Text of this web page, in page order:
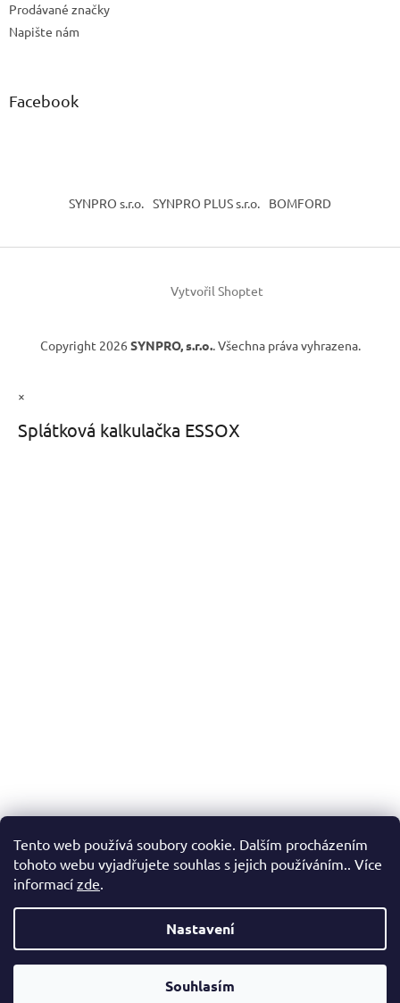
Tento web používá soubory cookie. Dalším procházením
tohoto webu vyjadřujete souhlas s jejich používáním.. Více
informací zde.
Nastavení
Souhlasím
Vážení zákazníci, v případě, že hledáte konkrétní zboží a my jej
nemáme v našem e-shopu, neváhejte nás kontaktovat a my Vám
Prodávané značky
Napište nám
Facebook
SYNPRO s.r.o. SYNPRO PLUS s.r.o. BOMFORD
Vytvořil Shoptet
Copyright 2026 SYNPRO, s.r.o.. Všechna práva vyhrazena.
×
Splátková kalkulačka ESSOX